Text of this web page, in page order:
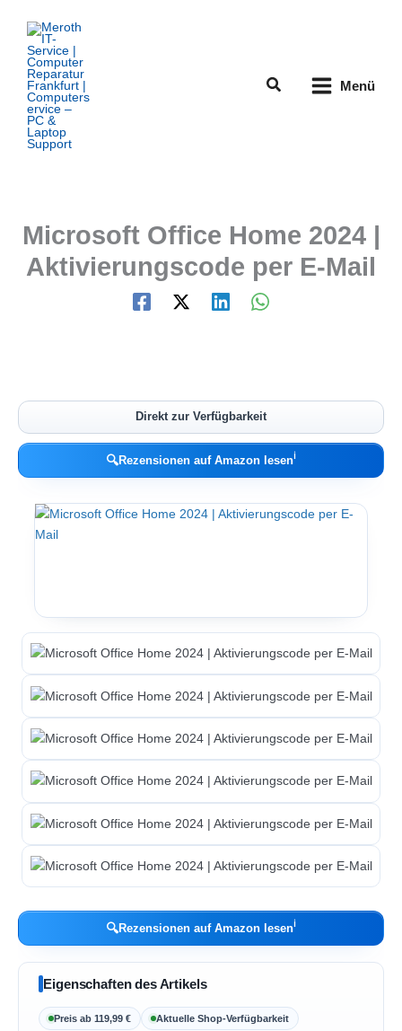
Inhalt
springen
Suchen Menü
Microsoft Office Home 2024 |
Aktivierungscode per E-Mail
Direkt zur Verfügbarkeit
🔍Rezensionen auf Amazon lesenℹ︎
🔍Rezensionen auf Amazon lesenℹ︎
Eigenschaften des Artikels
Preis ab 119,99 € Aktuelle Shop-Verfügbarkeit